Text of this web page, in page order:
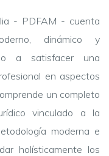
- PDFAM - cuenta
dinámico y
a satisfacer una
en aspectos
un completo
vinculado a la
moderna e
holísticamente los